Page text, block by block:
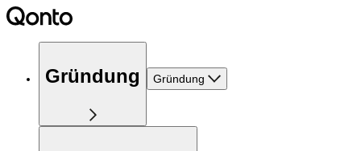
Gründung Gründung